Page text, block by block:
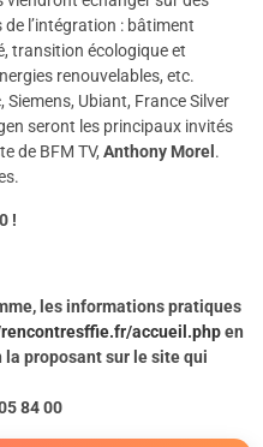
l’intégration : bâtiment
transition écologique et
renouvelables, etc.
Ubiant, France Silver
seront les principaux invités
de BFM TV, Anthony Morel .
!
les informations pratiques
accueil.phpen
proposant sur le site qui
84 00